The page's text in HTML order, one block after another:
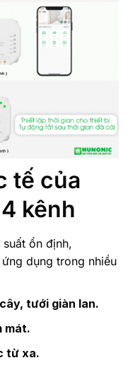
tế của
kênh
ổn định,
dụng trong nhiều
tưới giàn lan.
mát.
từ xa.